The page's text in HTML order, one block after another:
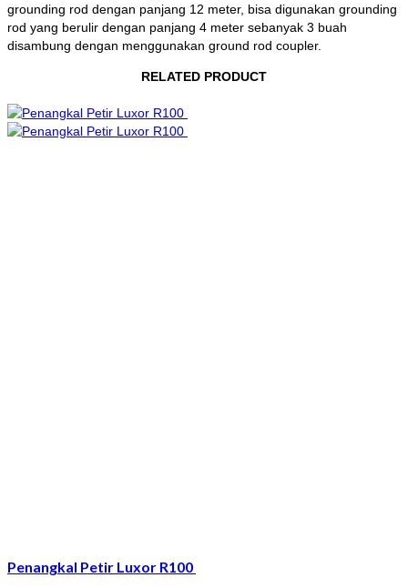
grounding rod dengan panjang 12 meter, bisa digunakan grounding
rod yang berulir dengan panjang 4 meter sebanyak 3 buah
disambung dengan menggunakan ground rod coupler.
RELATED PRODUCT
Penangkal Petir Luxor R100